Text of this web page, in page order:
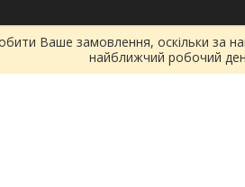
Ваше замовлення, оскільки за
найближчий робочий